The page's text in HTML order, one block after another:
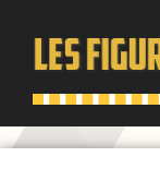
contenu